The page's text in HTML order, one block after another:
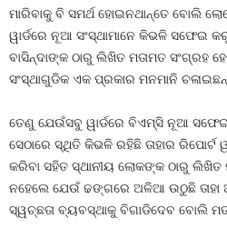
ମାରିବାକୁ ବି ସମର୍ଥ ହୋଇନଥାନ୍ତେ ବୋଲି
ୱାର୍ଡରେ ନୂଆ ସଂସ୍ଥାମାନେ କିଭଳି ସଫେଇ
ବାସିନ୍ଦାଙ୍କ ଠାରୁ ଲିଖିତ ମତାମତ ସଂଗ୍ରହ
ସଂସ୍ଥାଗୁଡିକ ଏକ ପ୍ରକାର ମନମାନି
ତେଣୁ ଯେଉଁସବୁ ୱାର୍ଡରେ ବିଏମ୍‍ସି ନୂଆ
ସେଠାରେ ସ୍ଥିତି କିଭଳି ରହିଛି ତାହାର ରିପୋର୍ଟ
କରିବା ସହିତ ସ୍ଥାନୀୟ ଲୋକଙ୍କ ଠାରୁ ଲିଖିତ
ନହେଲେ ଯେଉଁ ଢଙ୍ଗରେ ଅଳିଆ ଉଠୁଛି ତାହା
ସ୍ୱଚ୍ଛତା ବ୍ୟବସ୍ଥାକୁ ବିଗାଡିଦେବ ବୋଲି